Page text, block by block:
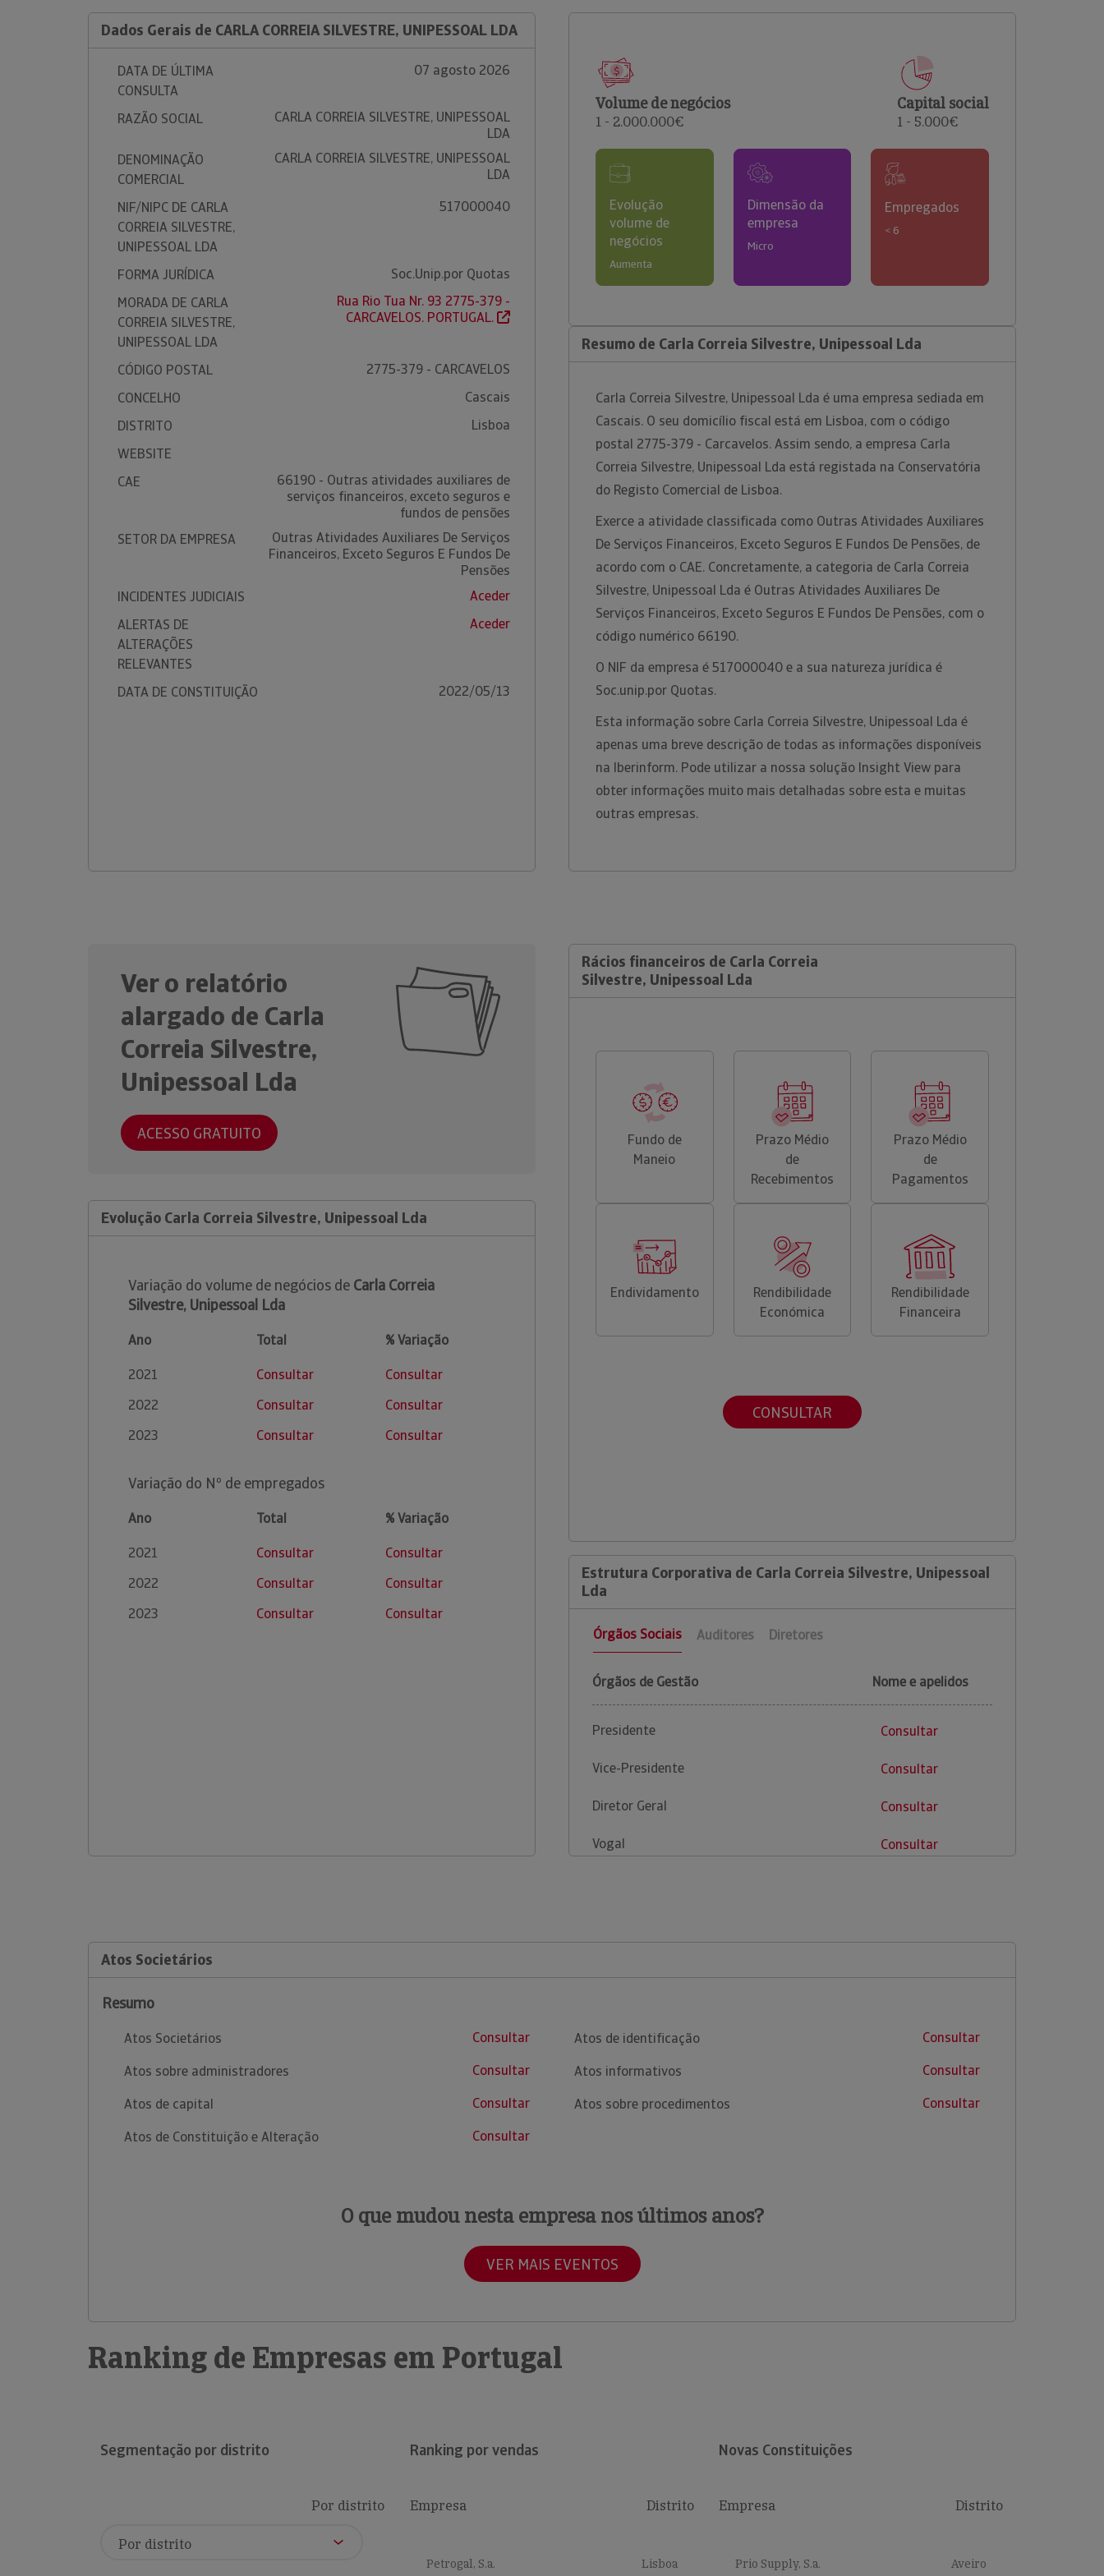
comerciais e analisar o risco de incumprimento dos
Dados Gerais de CARLA CORREIA SILVESTRE, UNIPESSOAL LDA
DATA DE ÚLTIMA
CONSULTA
07 agosto 2026
RAZÃO SOCIAL
CARLA CORREIA SILVESTRE, UNIPESSOAL
LDA
DENOMINAÇÃO
COMERCIAL
CARLA CORREIA SILVESTRE, UNIPESSOAL
LDA
NIF/NIPC DE CARLA
CORREIA SILVESTRE,
UNIPESSOAL LDA
517000040
FORMA JURÍDICA
Soc.Unip.por Quotas
MORADA DE CARLA
CORREIA SILVESTRE,
UNIPESSOAL LDA
Rua Rio Tua Nr. 93 2775-379 -
CARCAVELOS. PORTUGAL.
CÓDIGO POSTAL
2775-379 - CARCAVELOS
CONCELHO
Cascais
DISTRITO
Lisboa
WEBSITE
CAE
66190 - Outras atividades auxiliares de
serviços financeiros, exceto seguros e
fundos de pensões
SETOR DA EMPRESA
Outras Atividades Auxiliares De Serviços
Financeiros, Exceto Seguros E Fundos De
Pensões
INCIDENTES JUDICIAIS
Aceder
ALERTAS DE
ALTERAÇÕES
RELEVANTES
Aceder
DATA DE CONSTITUIÇÃO 2022/05/13
Volume de negócios
1 - 2.000.000€
Capital social
1 - 5.000€
Evolução
volume de
negócios
Aumenta
Dimensão da
empresa
Micro
Empregados
< 6
Resumo de Carla Correia Silvestre, Unipessoal Lda
Carla Correia Silvestre, Unipessoal Lda é uma empresa sediada em
Cascais. O seu domicílio fiscal está em Lisboa, com o código
postal 2775-379 - Carcavelos. Assim sendo, a empresa Carla
Correia Silvestre, Unipessoal Lda está registada na Conservatória
do Registo Comercial de Lisboa.
Exerce a atividade classificada como Outras Atividades Auxiliares
De Serviços Financeiros, Exceto Seguros E Fundos De Pensões, de
acordo com o CAE. Concretamente, a categoria de Carla Correia
Silvestre, Unipessoal Lda é Outras Atividades Auxiliares De
Serviços Financeiros, Exceto Seguros E Fundos De Pensões, com o
código numérico 66190.
O NIF da empresa é 517000040 e a sua natureza jurídica é
Soc.unip.por Quotas.
Esta informação sobre Carla Correia Silvestre, Unipessoal Lda é
apenas uma breve descrição de todas as informações disponíveis
na Iberinform. Pode utilizar a nossa solução Insight View para
obter informações muito mais detalhadas sobre esta e muitas
outras empresas.
Ver o relatório
alargado de Carla
Correia Silvestre,
Unipessoal Lda
ACESSO GRATUITO
Evolução Carla Correia Silvestre, Unipessoal Lda
Variação do volume de negócios de Carla Correia
Silvestre, Unipessoal Lda
Ano Total
% Variação
2021
Consultar
Consultar
2022
Consultar
Consultar
2023
Consultar Consultar
Variação do Nº de empregados
Ano Total
% Variação
2021
Consultar
Consultar
2022
Consultar
Consultar
2023
Consultar Consultar
Rácios financeiros de Carla Correia
Silvestre, Unipessoal Lda
Fundo de
Maneio
Prazo Médio
de
Recebimentos
Prazo Médio
de
Pagamentos
Endividamento
Rendibilidade
Económica
Rendibilidade
Financeira
CONSULTAR
Estrutura Corporativa de Carla Correia Silvestre, Unipessoal
Lda
Órgãos Sociais Auditores Diretores
Órgãos de Gestão Nome e apelidos
Presidente Consultar
Vice-Presidente Consultar
Diretor Geral Consultar
Vogal Consultar
Atos Societários
Resumo
Atos Societários
Consultar
Atos sobre administradores
Consultar
Atos de capital
Consultar
Atos de Constituição e Alteração
Consultar
Atos de identificação
Consultar
Atos informativos
Consultar
Atos sobre procedimentos
Consultar
O que mudou nesta empresa nos últimos anos?
VER MAIS EVENTOS
Ranking de Empresas em Portugal
Segmentação por distrito
Por distrito
Ranking por vendas
Empresa Distrito
Petrogal, S.a. Lisboa
Novas Constituições
Empresa Distrito
Prio Supply, S.a. Aveiro